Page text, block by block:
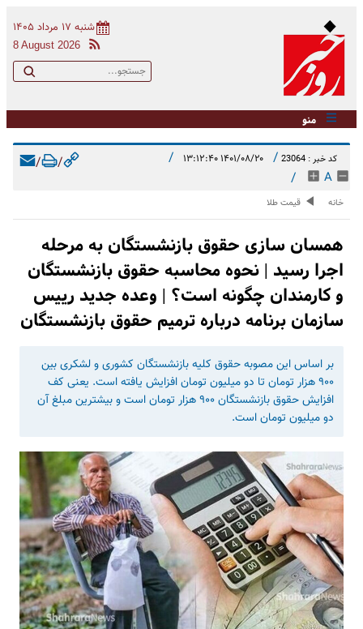
شنبه ۱۷ مرداد ۱۴۰۵
8 August 2026
منو
کد خبر : 23064 / ۱۴۰۱/۰۸/۲۰ ۱۳:۱۲:۴۰ /
A
/
/
/
خانه قیمت طلا
همسان سازی حقوق بازنشستگان به مرحله
اجرا رسید | نحوه محاسبه حقوق بازنشستگان
و کارمندان چگونه است؟ | وعده جدید رییس
سازمان برنامه درباره ترمیم حقوق بازنشستگان
بر اساس این مصوبه حقوق کلیه بازنشستگان کشوری و لشکری بین
۹۰۰ هزار تومان تا دو میلیون تومان افزایش یافته است. یعنی کف
افزایش حقوق بازنشستگان ۹۰۰ هزار تومان است و بیشترین مبلغ آن
دو میلیون تومان است.